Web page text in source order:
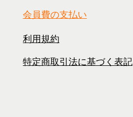
会員費の支払い
利用規約
特定商取引法に基づく表記